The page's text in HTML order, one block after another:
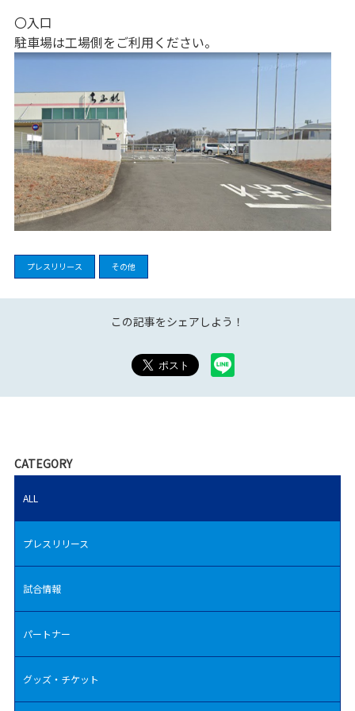
〇入口
駐車場は工場側をご利用ください。
プレスリリース その他
この記事をシェアしよう！
CATEGORY
ALL
プレスリリース
試合情報
パートナー
グッズ・チケット